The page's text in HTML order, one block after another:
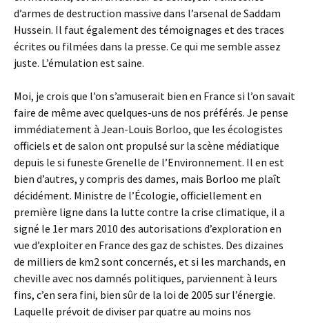
d’armes de destruction massive dans l’arsenal de Saddam
Hussein. Il faut également des témoignages et des traces
écrites ou filmées dans la presse. Ce qui me semble assez
juste. L’émulation est saine.
Moi, je crois que l’on s’amuserait bien en France si l’on savait
faire de même avec quelques-uns de nos préférés. Je pense
immédiatement à Jean-Louis Borloo, que les écologistes
officiels et de salon ont propulsé sur la scène médiatique
depuis le si funeste Grenelle de l’Environnement. Il en est
bien d’autres, y compris des dames, mais Borloo me plaît
décidément. Ministre de l’Écologie, officiellement en
première ligne dans la lutte contre la crise climatique, il a
signé le 1er mars 2010 des autorisations d’exploration en
vue d’exploiter en France des gaz de schistes. Des dizaines
de milliers de km2 sont concernés, et si les marchands, en
cheville avec nos damnés politiques, parviennent à leurs
fins, c’en sera fini, bien sûr de la loi de 2005 sur l’énergie.
Laquelle prévoit de diviser par quatre au moins nos